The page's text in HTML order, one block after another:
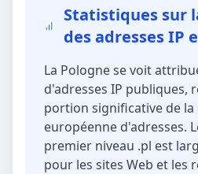
Statistiques sur
des adresses IP
La Pologne se voit
d'adresses IP publiques,
portion significative de la
européenne d'adresses.
premier niveau .pl est
pour les sites Web et les